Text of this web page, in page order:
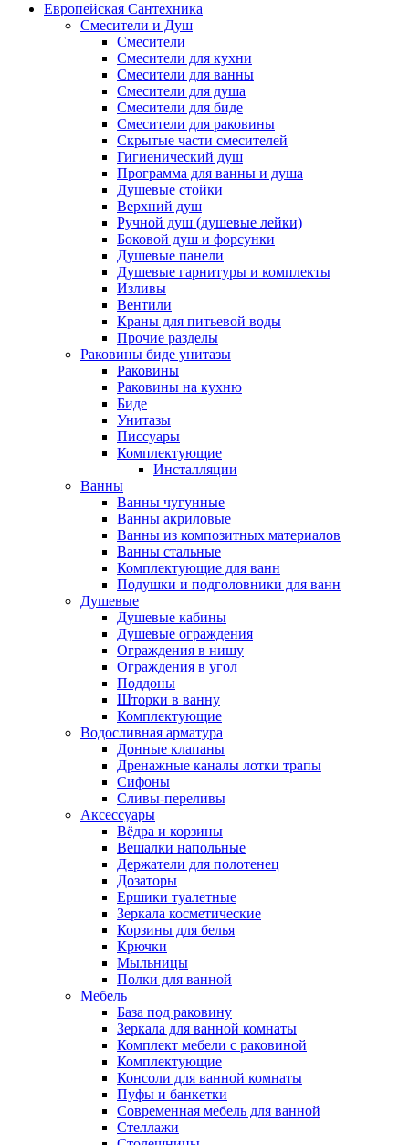
Европейская Сантехника
Смесители и Душ
Смесители
Смесители для кухни
Смесители для ванны
Смесители для душа
Смесители для биде
Смесители для раковины
Скрытые части смесителей
Гигиенический душ
Программа для ванны и душа
Душевые стойки
Верхний душ
Ручной душ (душевые лейки)
Боковой душ и форсунки
Душевые панели
Душевые гарнитуры и комплекты
Изливы
Вентили
Краны для питьевой воды
Прочие разделы
Раковины биде унитазы
Раковины
Раковины на кухню
Биде
Унитазы
Писсуары
Комплектующие
Инсталляции
Ванны
Ванны чугунные
Ванны акриловые
Ванны из композитных материалов
Ванны стальные
Комплектующие для ванн
Подушки и подголовники для ванн
Душевые
Душевые кабины
Душевые ограждения
Ограждения в нишу
Ограждения в угол
Поддоны
Шторки в ванну
Комплектующие
Водосливная арматура
Донные клапаны
Дренажные каналы лотки трапы
Сифоны
Сливы-переливы
Аксессуары
Вёдра и корзины
Вешалки напольные
Держатели для полотенец
Дозаторы
Ершики туалетные
Зеркала косметические
Корзины для белья
Крючки
Мыльницы
Полки для ванной
Мебель
База под раковину
Зеркала для ванной комнаты
Комплект мебели с раковиной
Комплектующие
Консоли для ванной комнаты
Пуфы и банкетки
Современная мебель для ванной
Стеллажи